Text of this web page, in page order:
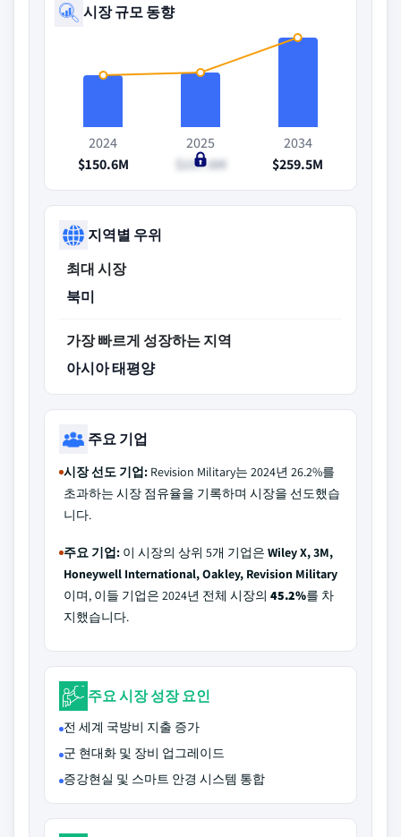
시장 규모 동향
2024
$150.6M
2025
$157.6M
2034
$259.5M
지역별 우위
최대 시장
북미
가장 빠르게 성장하는 지역
아시아 태평양
주요 기업
시장 선도 기업: Revision Military는 2024년 26.2%를
초과하는 시장 점유율을 기록하며 시장을 선도했습
니다.
주요 기업: 이 시장의 상위 5개 기업은 Wiley X, 3M,
Honeywell International, Oakley, Revision Military
이며, 이들 기업은 2024년 전체 시장의 45.2%를 차
지했습니다.
주요 시장 성장 요인
전 세계 국방비 지출 증가
군 현대화 및 장비 업그레이드
증강현실 및 스마트 안경 시스템 통합